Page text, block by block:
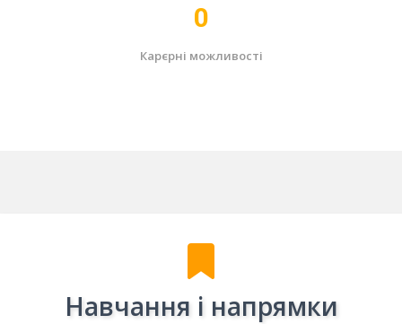
Карєрні можливості
0
Навчання і напрямки